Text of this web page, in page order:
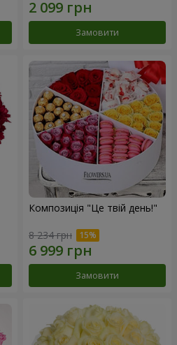
Замовити
Композиція "Це твій день!"
8 234 грн
Замовити